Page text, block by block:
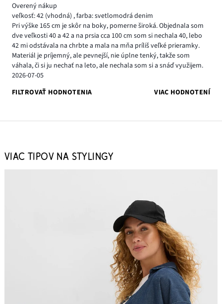
Overený nákup
veľkosť: 42 (vhodná) ,farba: svetlomodrá denim
Pri výške 165 cm je skôr na boky, pomerne široká. Objednala som
dve veľkosti 40 a 42 a na prsia cca 100 cm som si nechala 40, lebo
42 mi odstávala na chrbte a mala na mňa príliš veľké prieramky.
Materiál je príjemný, ale pevnejší, nie úplne tenký, takže som
váhala, či si ju nechať na leto, ale nechala som si a snáď využijem.
2026-07-05
FILTROVAŤ HODNOTENIA
VIAC HODNOTENÍ
VIAC TIPOV NA STYLINGY